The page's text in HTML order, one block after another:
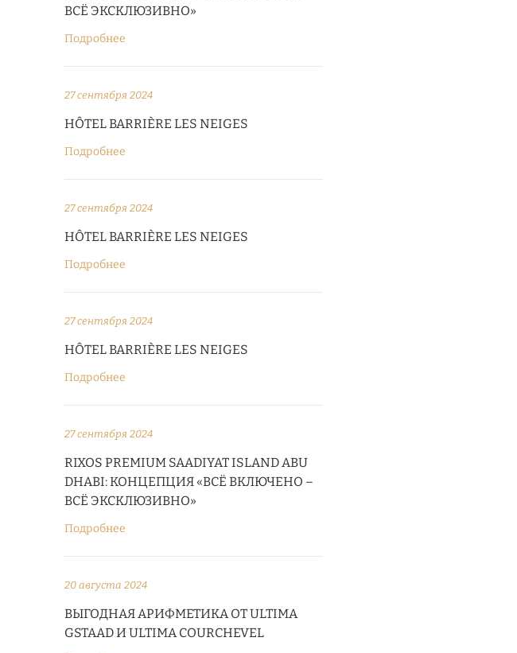
ВСЁ ЭКСКЛЮЗИВНО»
Подробнее
27 сентября 2024
HÔTEL BARRIÈRE LES NEIGES
Подробнее
27 сентября 2024
HÔTEL BARRIÈRE LES NEIGES
Подробнее
27 сентября 2024
HÔTEL BARRIÈRE LES NEIGES
Подробнее
27 сентября 2024
RIXOS PREMIUM SAADIYAT ISLAND ABU
DHABI: КОНЦЕПЦИЯ «ВСЁ ВКЛЮЧЕНО –
ВСЁ ЭКСКЛЮЗИВНО»
Подробнее
20 августа 2024
ВЫГОДНАЯ АРИФМЕТИКА ОТ ULTIMA
GSTAAD И ULTIMA COURCHEVEL